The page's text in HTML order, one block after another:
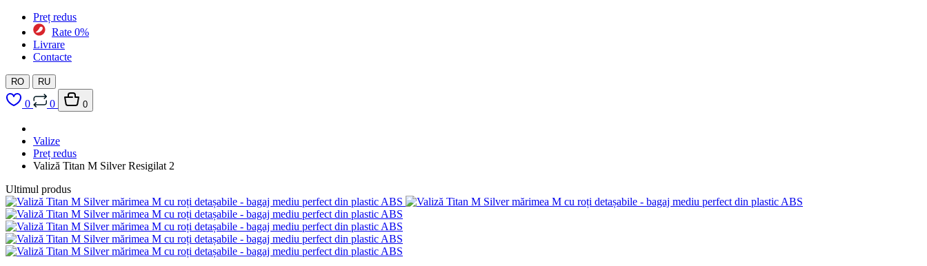
Preț redus
Rate 0%
Livrare
Contacte
RO RU
0 0 0
Valize
Preț redus
Valiză Titan M Silver Resigilat 2
Ultimul produs